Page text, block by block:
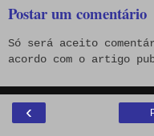
Postar um comentário
Só será aceito
acordo com o artigo
‹